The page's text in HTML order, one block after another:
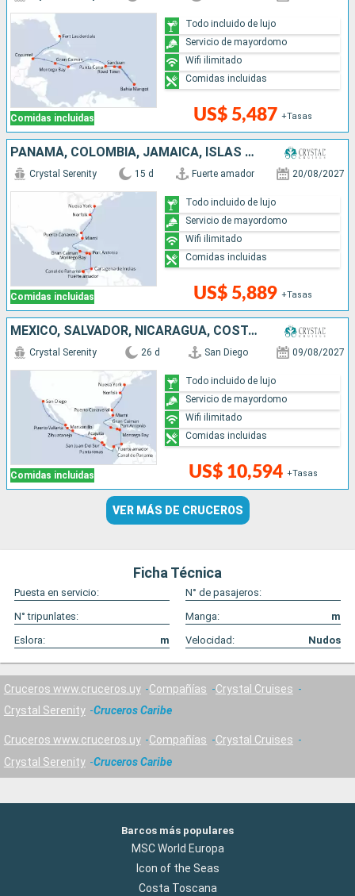
Comidas incluidas US$ 5,487 +Tasas
Todo incluido de lujo
Servicio de mayordomo
Wifi ilimitado
Comidas incluidas
PANAMÁ, COLOMBIA, JAMAICA, ISLAS CAIMÁN, ESTADOS UNIDOS
Comidas incluidas
Crystal Serenity 15 d Fuerte amador 20/08/2027
US$ 5,889 +Tasas
Todo incluido de lujo
Servicio de mayordomo
Wifi ilimitado
Comidas incluidas
MÉXICO, SALVADOR, NICARAGUA, COSTA RICA, PANAMÁ, COLOMBIA, JAMAICA, ISLAS CAIMÁN, ESTADOS UNIDOS
Comidas incluidas
Crystal Serenity 26 d San Diego 09/08/2027
US$ 10,594 +Tasas
Todo incluido de lujo
Servicio de mayordomo
Wifi ilimitado
Comidas incluidas
VER MÁS DE CRUCEROS
Ficha Técnica
Puesta en servicio:
N° de pasajeros:
N° tripunlates:
Manga:
m
Eslora:
m Velocidad: Nudos
Cruceros www.cruceros.uy Compañías
Crystal Cruises
Crystal Serenity
Cruceros Caribe
Cruceros www.cruceros.uy Compañías
Crystal Cruises
Crystal Serenity
Cruceros Caribe
Barcos más populares
MSC World Europa
Icon of the Seas
Costa Toscana